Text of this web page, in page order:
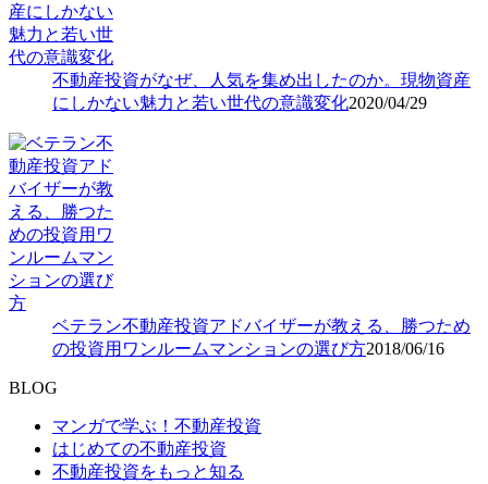
不動産投資がなぜ、人気を集め出したのか。現物資産
にしかない魅力と若い世代の意識変化2020/04/29
ベテラン不動産投資アドバイザーが教える、勝つため
の投資用ワンルームマンションの選び方2018/06/16
BLOG
マンガで学ぶ！不動産投資
はじめての不動産投資
不動産投資をもっと知る